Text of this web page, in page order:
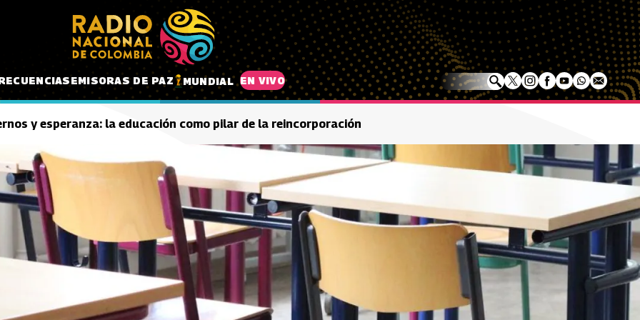
EMISORAS DE PAZ MUNDIAL EN VIVO
y esperanza: la educación como pilar de la reincorporación